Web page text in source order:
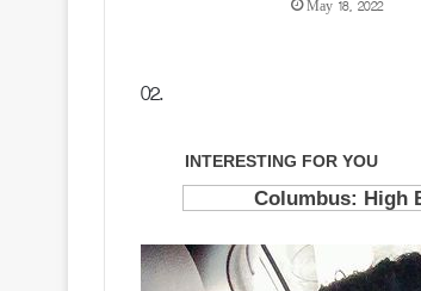
May 18, 2022
02.